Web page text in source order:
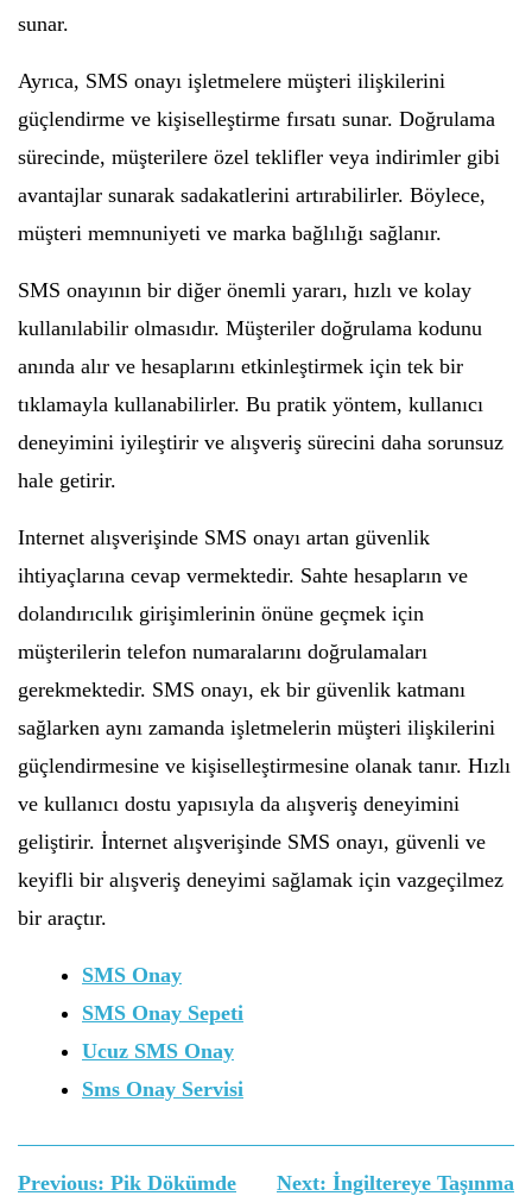
sunar.
Ayrıca, SMS onayı işletmelere müşteri ilişkilerini
güçlendirme ve kişiselleştirme fırsatı sunar. Doğrulama
sürecinde, müşterilere özel teklifler veya indirimler gibi
avantajlar sunarak sadakatlerini artırabilirler. Böylece,
müşteri memnuniyeti ve marka bağlılığı sağlanır.
SMS onayının bir diğer önemli yararı, hızlı ve kolay
kullanılabilir olmasıdır. Müşteriler doğrulama kodunu
anında alır ve hesaplarını etkinleştirmek için tek bir
tıklamayla kullanabilirler. Bu pratik yöntem, kullanıcı
deneyimini iyileştirir ve alışveriş sürecini daha sorunsuz
hale getirir.
Internet alışverişinde SMS onayı artan güvenlik
ihtiyaçlarına cevap vermektedir. Sahte hesapların ve
dolandırıcılık girişimlerinin önüne geçmek için
müşterilerin telefon numaralarını doğrulamaları
gerekmektedir. SMS onayı, ek bir güvenlik katmanı
sağlarken aynı zamanda işletmelerin müşteri ilişkilerini
güçlendirmesine ve kişiselleştirmesine olanak tanır. Hızlı
ve kullanıcı dostu yapısıyla da alışveriş deneyimini
geliştirir. İnternet alışverişinde SMS onayı, güvenli ve
keyifli bir alışveriş deneyimi sağlamak için vazgeçilmez
bir araçtır.
SMS Onay
SMS Onay Sepeti
Ucuz SMS Onay
Sms Onay Servisi
Yazı
Previous: Pik Dökümde Next: İngiltereye Taşınma